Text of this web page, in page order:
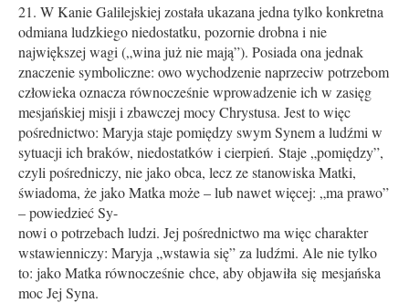
W Kanie Galilejskiej została ukazana jedna tylko konkretna
odmiana ludzkiego niedostatku, pozornie drobna i nie
największej wagi („wina już nie mają”). Posiada ona jednak
znaczenie symboliczne: owo wychodzenie naprzeciw potrzebom
człowieka oznacza równocześnie wprowadzenie ich w zasięg
mesjańskiej misji i zbawczej mocy Chrystusa. Jest to więc
pośrednictwo: Maryja staje pomiędzy swym Synem a ludźmi w
sytuacji ich braków, niedostatków i cierpień. Staje „pomiędzy”,
czyli pośredniczy, nie jako obca, lecz ze stanowiska Matki,
świadoma, że jako Matka może – lub nawet więcej: „ma prawo”
– powiedzieć Sy-
nowi o potrzebach ludzi. Jej pośrednictwo ma więc charakter
wstawienniczy: Maryja „wstawia się” za ludźmi. Ale nie tylko
to: jako Matka równocześnie chce, aby objawiła się mesjańska
moc Jej Syna.